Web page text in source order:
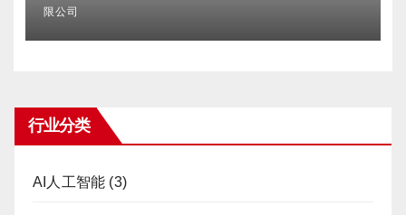
限公司
行业分类
AI人工智能 (3)